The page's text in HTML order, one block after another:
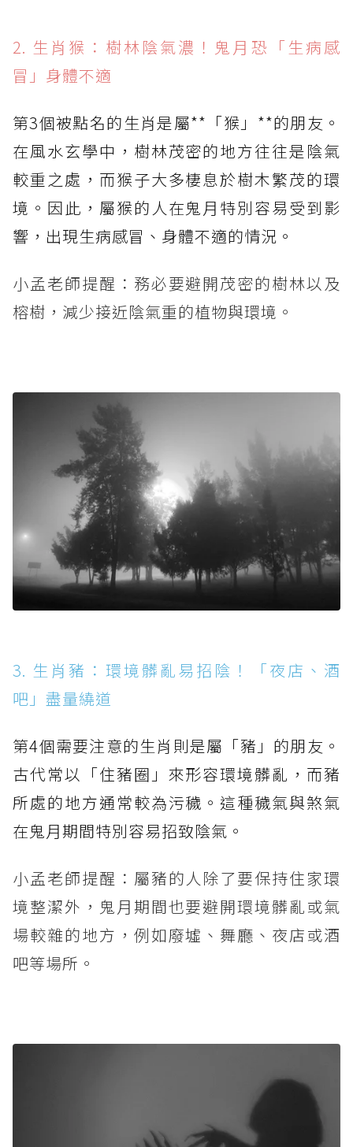
2. 生肖猴：樹林陰氣濃！鬼月恐「生病感
冒」身體不適
第3個被點名的生肖是屬**「猴」**的朋友。
在風水玄學中，樹林茂密的地方往往是陰氣
較重之處，而猴子大多棲息於樹木繁茂的環
境。因此，屬猴的人在鬼月特別容易受到影
響，出現生病感冒、身體不適的情況。
小孟老師提醒：務必要避開茂密的樹林以及
榕樹，減少接近陰氣重的植物與環境。
3. 生肖豬：環境髒亂易招陰！「夜店、酒
吧」盡量繞道
第4個需要注意的生肖則是屬「豬」的朋友。
古代常以「住豬圈」來形容環境髒亂，而豬
所處的地方通常較為污穢。這種穢氣與煞氣
在鬼月期間特別容易招致陰氣。
小孟老師提醒：屬豬的人除了要保持住家環
境整潔外，鬼月期間也要避開環境髒亂或氣
場較雜的地方，例如廢墟、舞廳、夜店或酒
吧等場所。